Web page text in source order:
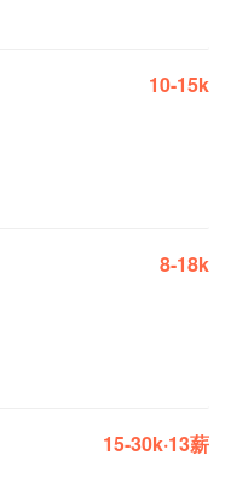
10-15k
8-18k
15-30k·13薪